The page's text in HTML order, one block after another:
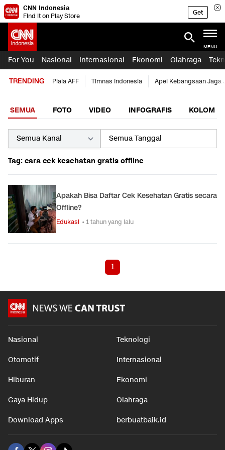
CNN Indonesia
Find it on Play Store
Get
MENU
For You Nasional Internasional Ekonomi Olahraga
TRENDING Piala AFF Timnas Indonesia Apel Kebangsaan Jaga
SEMUA FOTO VIDEO INFOGRAFIS KOLOM
Tag: cara cek kesehatan gratis offline
Apakah Bisa Daftar Cek Kesehatan Gratis secara
Offline?
Edukasi • 1 tahun yang lalu
1
Nasional Teknologi
Otomotif Internasional
Hiburan Ekonomi
Gaya Hidup Olahraga
Download Apps berbuatbaik.id